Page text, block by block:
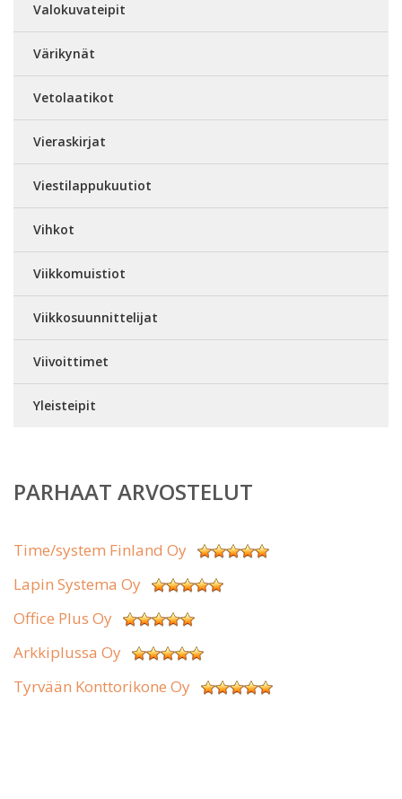
Valokuvateipit
Värikynät
Vetolaatikot
Vieraskirjat
Viestilappukuutiot
Vihkot
Viikkomuistiot
Viikkosuunnittelijat
Viivoittimet
Yleisteipit
PARHAAT ARVOSTELUT
Time/system Finland Oy
Lapin Systema Oy
Office Plus Oy
Arkkiplussa Oy
Tyrvään Konttorikone Oy